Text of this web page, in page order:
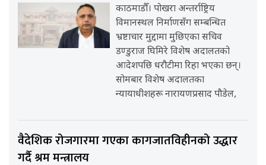
काठमाडौँ। पोखरा अन्तर्राष्ट्रिय
विमानस्थल निर्माणसँग सम्बन्धित
भ्रष्टाचार मुद्दामा मुछिएका सचिव
डण्डुराज घिमिरे विशेष अदालतको
आदेशपछि धरौटीमा रिहा भएका छन्।
सोमबार विशेष अदालतका
न्यायाधीशहरू नारायणप्रसाद पौडेल,
वैदेशिक रोजगारमा गएका कागजातविहीनको उद्धार
गर्दै श्रम मन्त्रालय